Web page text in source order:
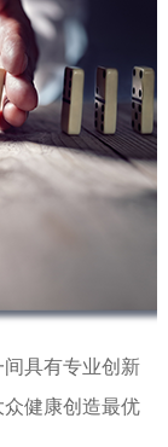
具有专业创新
健康创造最优